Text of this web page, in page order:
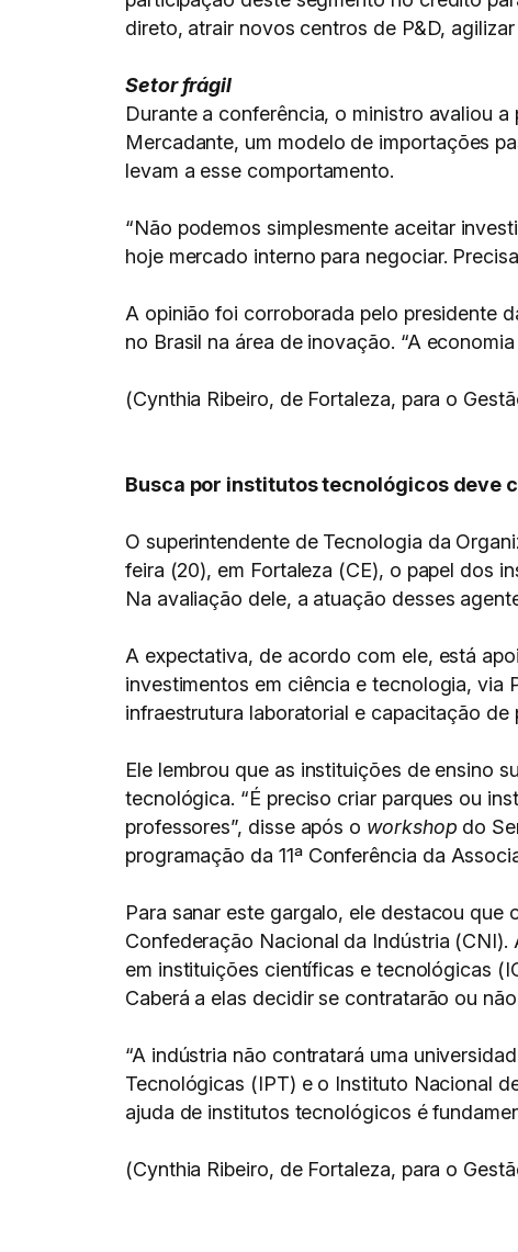
direto, atrair novos centros de P&D,
Setor frágil
Durante a conferência, o ministro avaliou
Mercadante, um modelo de importações
levam a esse comportamento.
“Não podemos simplesmente aceitar
hoje mercado interno para negociar.
A opinião foi corroborada pelo presidente
no Brasil na área de inovação. “A
(Cynthia Ribeiro, de Fortaleza, para o
Busca por institutos tecnológicos deve
O superintendente de Tecnologia da
feira (20), em Fortaleza (CE), o papel dos
Na avaliação dele, a atuação desses
A expectativa, de acordo com ele, está
investimentos em ciência e tecnologia, via
infraestrutura laboratorial e capacitação de
Ele lembrou que as instituições de ensino
tecnológica. “É preciso criar parques ou
professores”, disse após o workshop do
programação da 11ª Conferência da
Para sanar este gargalo, ele destacou
Confederação Nacional da Indústria
em instituições científicas e tecnológicas
Caberá a elas decidir se contratarão ou
“A indústria não contratará uma
Tecnológicas (IPT) e o Instituto Nacional
ajuda de institutos tecnológicos é
(Cynthia Ribeiro, de Fortaleza, para o